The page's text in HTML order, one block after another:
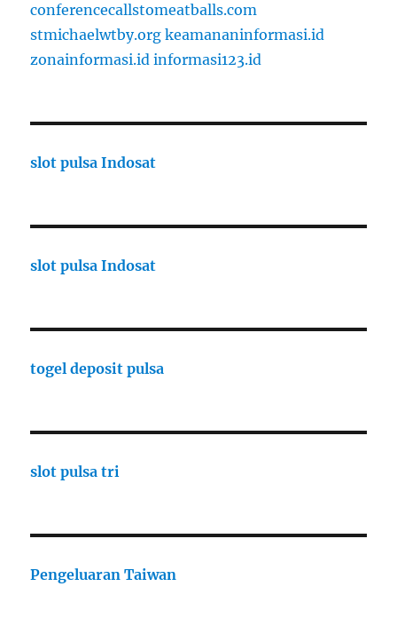
conferencecallstomeatballs.com
stmichaelwtby.org keamananinformasi.id
zonainformasi.id informasi123.id
slot pulsa Indosat
slot pulsa Indosat
togel deposit pulsa
slot pulsa tri
Pengeluaran Taiwan